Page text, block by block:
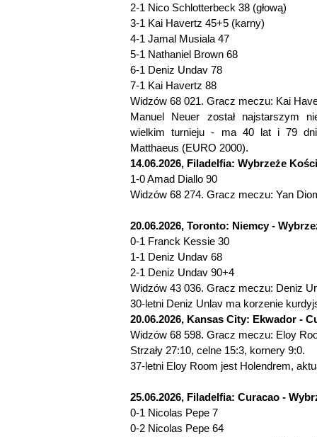
2-1 Nico Schlotterbeck 38 (głową)
3-1 Kai Havertz 45+5 (karny)
4-1 Jamal Musiala 47
5-1 Nathaniel Brown 68
6-1 Deniz Undav 78
7-1 Kai Havertz 88
Widzów 68 021. Gracz meczu: Kai
Manuel Neuer został najstarszym
wielkim turnieju - ma 40 lat i 79
Matthaeus (EURO 2000).
14.06.2026, Filadelfia: Wybrzeże
1-0 Amad Diallo 90
Widzów 68 274. Gracz meczu: Yan
20.06.2026, Toronto: Niemcy -
0-1 Franck Kessie 30
1-1 Deniz Undav 68
2-1 Deniz Undav 90+4
Widzów 43 036. Gracz meczu: Deniz
30-letni Deniz Unlav ma korzenie
20.06.2026, Kansas City: Ekwador -
Widzów 68 598. Gracz meczu: Eloy
Strzały 27:10, celne 15:3, kornery 9:0.
37-letni Eloy Room jest Holendrem,
25.06.2026, Filadelfia: Curacao -
0-1 Nicolas Pepe 7
0-2 Nicolas Pepe 64